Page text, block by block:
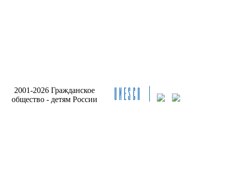
2001-2026 Гражданское
общество - детям России